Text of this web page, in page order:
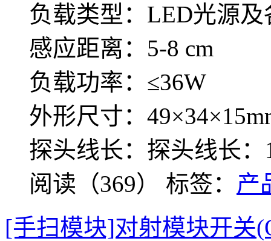
负载类型：LED光源
感应距离：5-8 cm
负载功率：≤36W
外形尺寸：
探头线长：探头线长：
阅读（369） 标签： 产
[手扫模块]对射模块开关